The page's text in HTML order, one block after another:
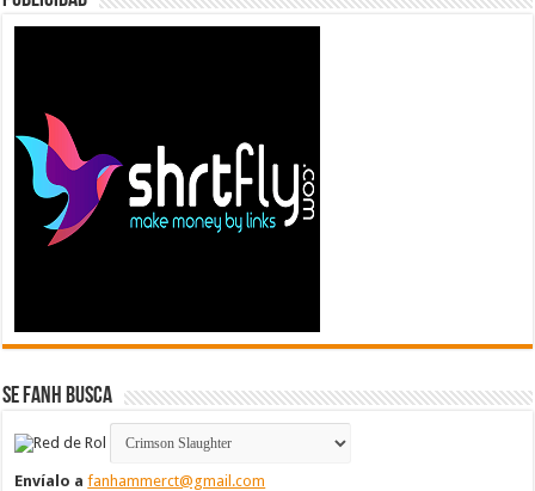
Se FanH Busca
Envíalo afanhammerct@gmail.com